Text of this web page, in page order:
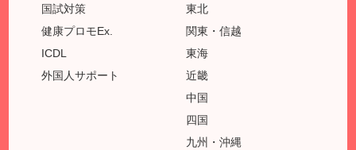
国試対策
健康プロモEx.
ICDL
外国人サポート
東北
関東・信越
東海
近畿
中国
四国
九州・沖縄